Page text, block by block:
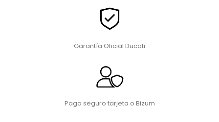
Garantía Oficial Ducati
Pago seguro tarjeta o Bizum